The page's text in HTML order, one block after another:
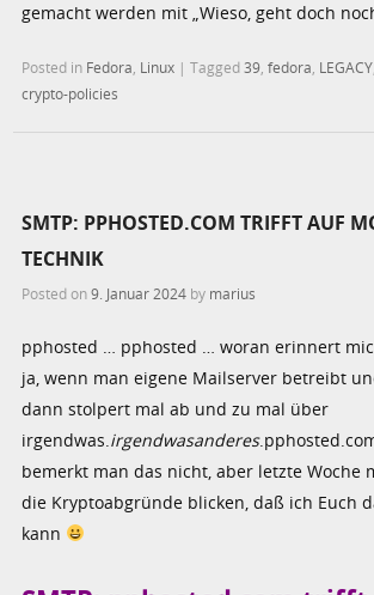
gemacht werden mit „Wieso, geht doch
Posted in Fedora, Linux |Tagged39,fedora, LEGACY
crypto-policies
SMTP: PPHOSTED.COM TRIFFT AUF
TECHNIK
Posted on9. Januar 2024 by marius
pphosted … pphosted … woran erinnert
ja, wenn man eigene Mailserver betreibt
dann stolpert mal ab und zu mal über
irgendwas.irgendwasanderes
bemerkt man das nicht, aber letzte Woche
die Kryptoabgründe blicken, daß ich Euch
kann